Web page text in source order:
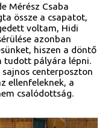
Mérész Csaba
össze a csapatot,
voltam, Hidi
azonban
hiszen a döntő
tudott pályára lépni.
centerposzton
ellenfeleknek, a
csalódottság.